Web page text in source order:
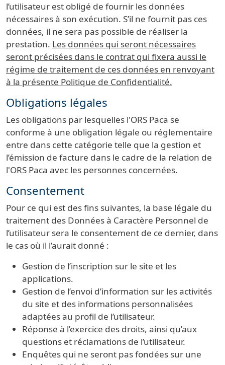
l’utilisateur est obligé de fournir les données
nécessaires à son exécution. S’il ne fournit pas ces
données, il ne sera pas possible de réaliser la
prestation. Les données qui seront nécessaires
seront précisées dans le contrat qui fixera aussi le
régime de traitement de ces données en renvoyant
à la présente Politique de Confidentialité.
Obligations légales
Les obligations par lesquelles l'ORS Paca se
conforme à une obligation légale ou réglementaire
entre dans cette catégorie telle que la gestion et
l’émission de facture dans le cadre de la relation de
l'ORS Paca avec les personnes concernées.
Consentement
Pour ce qui est des fins suivantes, la base légale du
traitement des Données à Caractère Personnel de
l’utilisateur sera le consentement de ce dernier, dans
le cas où il l’aurait donné :
Gestion de l’inscription sur le site et les
applications.
Gestion de l’envoi d’information sur les activités
du site et des informations personnalisées
adaptées au profil de l’utilisateur.
Réponse à l’exercice des droits, ainsi qu’aux
questions et réclamations de l’utilisateur.
Enquêtes qui ne seront pas fondées sur une